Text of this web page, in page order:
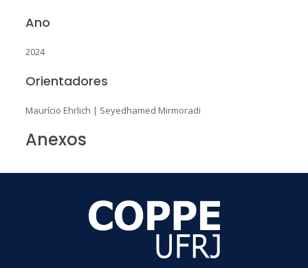
Ano
2024
Orientadores
Maurício Ehrlich | Seyedhamed Mirmoradi
Anexos